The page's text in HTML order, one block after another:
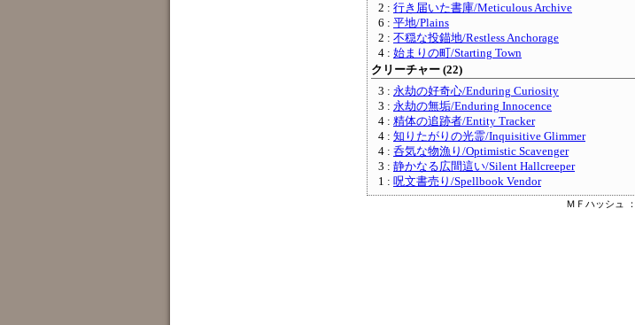
2 : 行き届いた書庫/Meticulous Archive
6 : 平地/Plains
2 : 不穏な投錨地/Restless Anchorage
4 : 始まりの町/Starting Town
クリーチャー (22)
3 : 永劫の好奇心/Enduring Curiosity
3 : 永劫の無垢/Enduring Innocence
4 : 精体の追跡者/Entity Tracker
4 : 知りたがりの光霊/Inquisitive Glimmer
4 : 呑気な物漁り/Optimistic Scavenger
3 : 静かなる広間這い/Silent Hallcreeper
1 : 呪文書売り/Spellbook Vendor
ＭＦハッシュ ：